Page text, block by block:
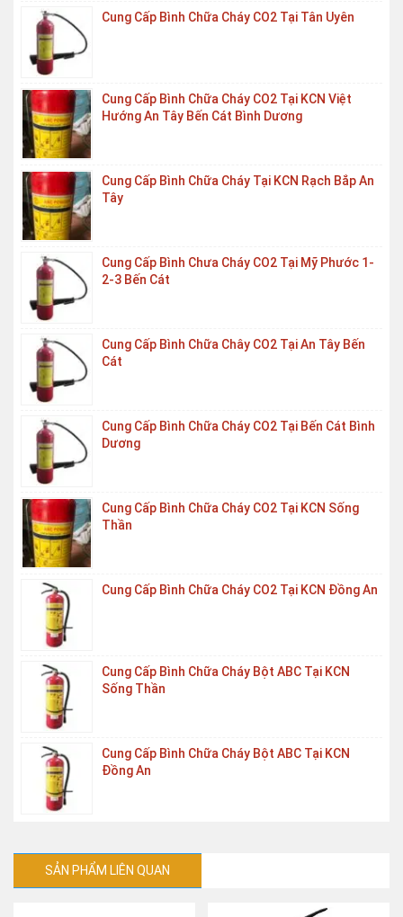
Cung Cấp Bình Chữa Cháy CO2 Tại Tân Uyên
Cung Cấp Bình Chữa Cháy CO2 Tại KCN Việt
Hướng An Tây Bến Cát Bình Dương
Cung Cấp Bình Chữa Cháy Tại KCN Rạch Bắp An
Tây
Cung Cấp Bình Chưa Cháy CO2 Tại Mỹ Phước 1-
2-3 Bến Cát
Cung Cấp Bình Chữa Chây CO2 Tại An Tây Bến
Cát
Cung Cấp Bình Chữa Cháy CO2 Tại Bến Cát Bình
Dương
Cung Cấp Bình Chữa Cháy CO2 Tại KCN Sống
Thần
Cung Cấp Bình Chữa Cháy CO2 Tại KCN Đồng An
Cung Cấp Bình Chữa Cháy Bột ABC Tại KCN
Sống Thần
Cung Cấp Bình Chữa Cháy Bột ABC Tại KCN
Đồng An
SẢN PHẨM LIÊN QUAN